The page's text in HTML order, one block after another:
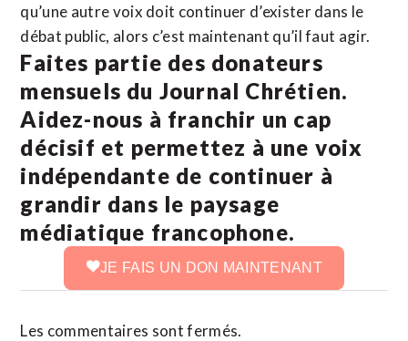
qu’une autre voix doit continuer d’exister dans le
débat public, alors c’est maintenant qu’il faut agir.
Faites partie des donateurs
mensuels du Journal Chrétien.
Aidez-nous à franchir un cap
décisif et permettez à une voix
indépendante de continuer à
grandir dans le paysage
médiatique francophone.
JE FAIS UN DON MAINTENANT
Les commentaires sont fermés.